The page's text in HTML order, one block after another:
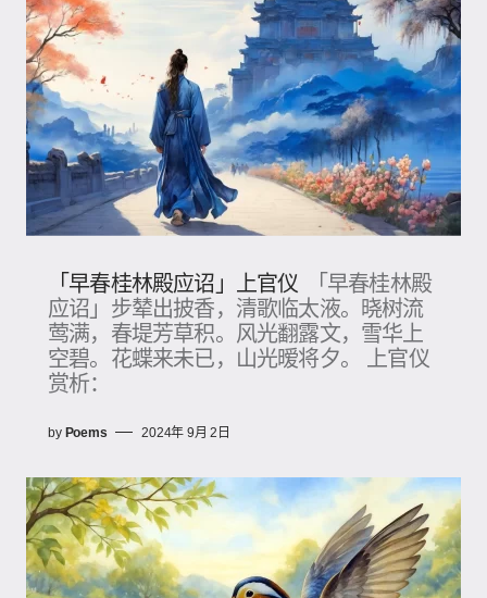
「早春桂林殿应诏」上官仪
「早春桂林殿
应诏」步辇出披香，清歌临太液。晓树流
莺满，春堤芳草积。风光翻露文，雪华上
空碧。花蝶来未已，山光暧将夕。 上官仪
赏析：
by Poems 2024年 9月 2日